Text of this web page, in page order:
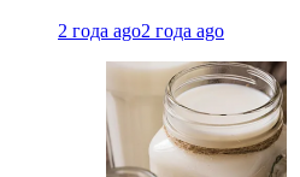
2 года ago2 года ago